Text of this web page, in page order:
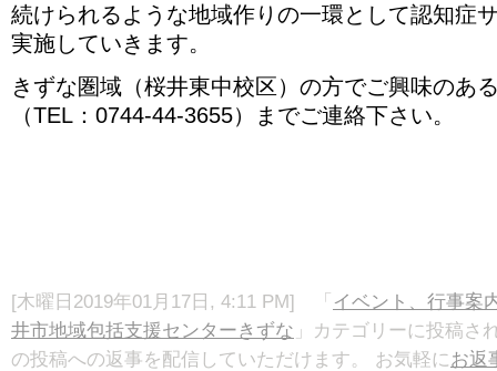
続けられるような地域作りの一環として認知症
実施していきます。
きずな圏域（桜井東中校区）の方でご興味のあ
（TEL：0744-44-3655）までご連絡下さい。
[木曜日2019年01月17日, 4:11 PM] 「 イベント、行事案
井市地域包括支援センターきずな 」カテゴリーに投稿さ
の投稿への返事を配信していただけます。 お気軽に お返